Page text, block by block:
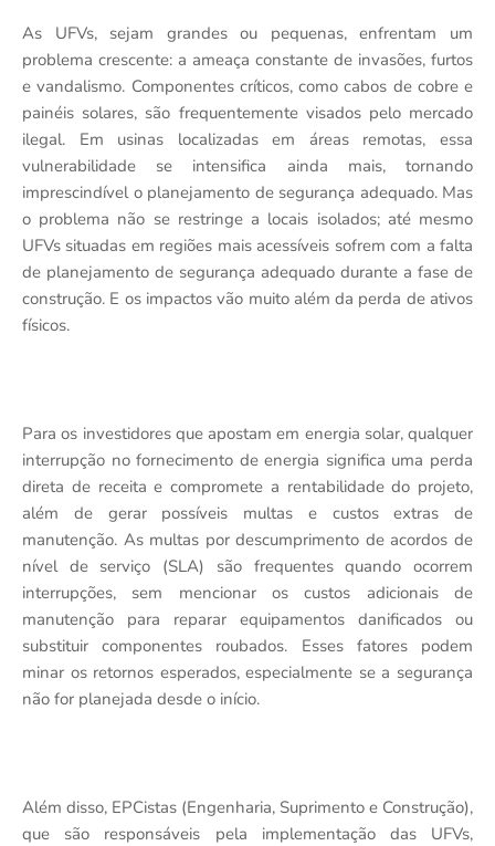
As UFVs, sejam grandes ou pequenas, enfrentam um
problema crescente: a ameaça constante de invasões, furtos
e vandalismo. Componentes críticos, como cabos de cobre e
painéis solares, são frequentemente visados pelo mercado
ilegal. Em usinas localizadas em áreas remotas, essa
vulnerabilidade se intensifica ainda mais, tornando
imprescindível o planejamento de segurança adequado. Mas
o problema não se restringe a locais isolados; até mesmo
UFVs situadas em regiões mais acessíveis sofrem com a falta
de planejamento de segurança adequado durante a fase de
construção. E os impactos vão muito além da perda de ativos
físicos.
Para os investidores que apostam em energia solar, qualquer
interrupção no fornecimento de energia significa uma perda
direta de receita e compromete a rentabilidade do projeto,
além de gerar possíveis multas e custos extras de
manutenção. As multas por descumprimento de acordos de
nível de serviço (SLA) são frequentes quando ocorrem
interrupções, sem mencionar os custos adicionais de
manutenção para reparar equipamentos danificados ou
substituir componentes roubados. Esses fatores podem
minar os retornos esperados, especialmente se a segurança
não for planejada desde o início.
Além disso, EPCistas (Engenharia, Suprimento e Construção),
que são responsáveis pela implementação das UFVs,